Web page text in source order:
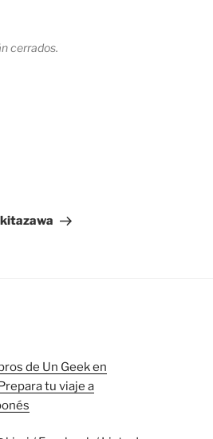
cerrados.
de Un Geek en
tu viaje a